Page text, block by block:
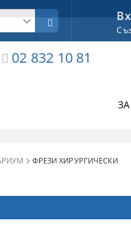
02 832 10 81
ФРЕЗИ ХИРУРГИЧЕСКИ